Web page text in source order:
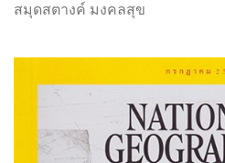
สมุดสตางค์ มงคลสุข